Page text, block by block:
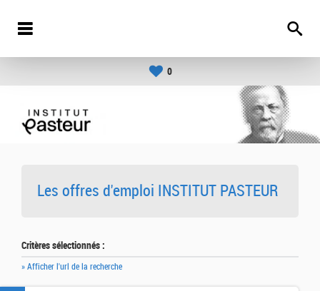
0
Les offres d'emploi INSTITUT PASTEUR
Critères sélectionnés :
» Afficher l'url de la recherche